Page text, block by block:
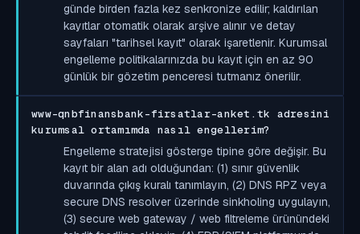
günde birden fazla kez senkronize edilir; kaldırılan
kayıtlar otomatik olarak arşive alınır ve detay
sayfaları "tarihsel kayıt" olarak işaretlenir. Kurumsal
engelleme politikalarınızda bu kayıt için en az 90
günlük bir gözetim penceresi tutmanız önerilir.
www-qnbfinansbank-firsatlar-anket.tk adresini
kurumsal ortamımda nasıl engellerim?
Engelleme stratejisi gösterge tipine göre değişir. Bu
kayıt bir alan adı olduğundan: (1) sınır güvenlik
duvarında çıkış kuralı tanımlayın, (2) DNS RPZ veya
secure DNS resolver üzerinde sinkholing uygulayın,
(3) secure web gateway / web filtreleme ürünündeki